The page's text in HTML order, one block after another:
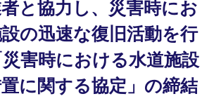
と協力し、災害時にお
の迅速な復旧活動を行
害時における水道施設
に関する協定」の締結